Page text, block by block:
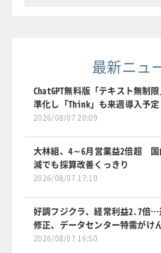
最新ニュ
ChatGPT無料版「テキスト無制
準化し「Think」も来週導入予定
2026/08/07 20:09
大林組、4～6月営業益2倍超
減でも採算改善くっきり
2026/08/07 17:10
好調フジクラ、経常利益2.7倍
修正、データセンター特需がけ
2026/08/07 16:50